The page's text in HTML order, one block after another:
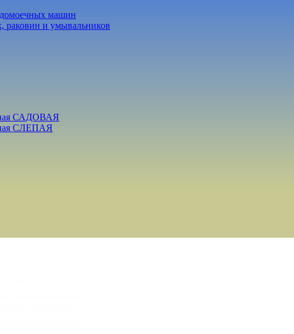
машин
раковин и умывальников
САДОВАЯ
СЛЕПАЯ